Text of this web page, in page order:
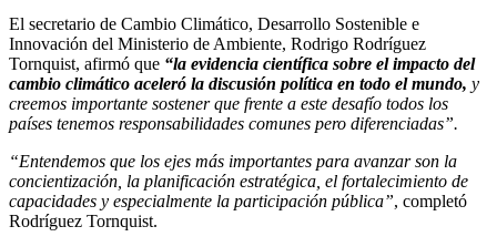
El secretario de Cambio Climático, Desarrollo Sostenible e
Innovación del Ministerio de Ambiente, Rodrigo Rodríguez
Tornquist, afirmó que “la evidencia científica sobre el impacto del
cambio climático aceleró la discusión política en todo el mundo, y
creemos importante sostener que frente a este desafío todos los
países tenemos responsabilidades comunes pero diferenciadas”.
“Entendemos que los ejes más importantes para avanzar son la
concientización, la planificación estratégica, el fortalecimiento de
capacidades y especialmente la participación pública”, completó
Rodríguez Tornquist.